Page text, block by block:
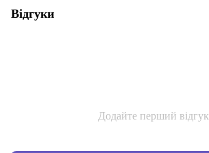
Відгуки
Додайте перший відгук